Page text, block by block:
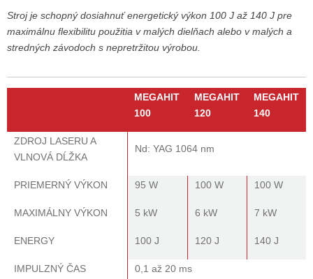
Stroj je schopný dosiahnuť energetický výkon 100 J až 140 J pre
maximálnu flexibilitu použitia v malých dielňach alebo v malých a
stredných závodoch s nepretržitou výrobou.
MEGAHIT
100
MEGAHIT
120
MEGAHIT
140
ZDROJ LASERU A
VLNOVÁ DĹŽKA
Nd: YAG 1064 nm
PRIEMERNÝ VÝKON 95 W 100 W 100 W
MAXIMÁLNY VÝKON 5 kW 6 kW 7 kW
ENERGY 100 J 120 J 140 J
IMPULZNÝ ČAS 0,1 až 20 ms